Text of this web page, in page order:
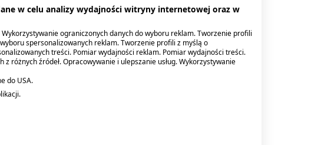
12 lat.
leczenia
decyduje lekarz.
w celu analizy wydajności witryny internetowej oraz w
ograniczonych danych do wyboru reklam. Tworzenie profili
spersonalizowanych reklam. Tworzenie profili z myślą o
treści. Pomiar wydajności reklam. Pomiar wydajności treści.
różnych źródeł. Opracowywanie i ulepszanie usług. Wykorzystywanie
do USA.